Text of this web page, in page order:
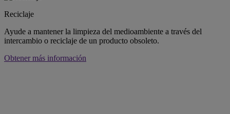
Reciclaje
Ayude a mantener la limpieza del medioambiente a través del
intercambio o reciclaje de un producto obsoleto.
Obtener más información